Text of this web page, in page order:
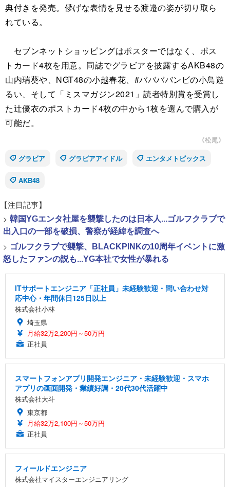
典付きを発売。儚げな表情を見せる渡邉の姿が切り取ら
れている。
セブンネットショッピングはポスターではなく、ポス
トカード4枚を用意。同誌でグラビアを披露するAKB48の
山内瑞葵や、NGT48の小越春花、#ババババンビの小鳥遊
るい、そして「ミスマガジン2021」読者特別賞を受賞し
た辻優衣のポストカード4枚の中から1枚を選んで購入が
可能だ。
《松尾》
グラビア
グラビアアイドル エンタメトピックス
AKB48
【注目記事】
> 韓国YGエンタ社屋を襲撃したのは日本人...ゴルフクラブで
出入口の一部を破損、警察が経緯を調査へ
> ゴルフクラブで襲撃、BLACKPINKの10周年イベントに激
怒したファンの説も...YG本社で女性が暴れる
ITサポートエンジニア「正社員」未経験歓迎・問い合わせ対
応中心・年間休日125日以上
株式会社小林
埼玉県
月給32万2,200円～50万円
正社員
スマートフォンアプリ開発エンジニア・未経験歓迎・スマホ
アプリの画面開発・業績好調・20代30代活躍中
株式会社大斗
東京都
月給32万2,100円～50万円
正社員
フィールドエンジニア
株式会社マイスターエンジニアリング